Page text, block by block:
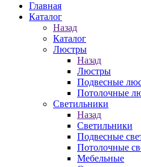
Главная
Каталог
Назад
Каталог
Люстры
Назад
Люстры
Подвесные
Потолочные
Светильники
Назад
Светильники
Подвесные
Потолочные
Мебельные